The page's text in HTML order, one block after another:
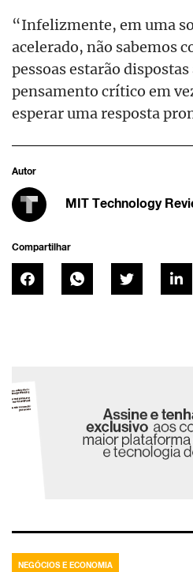
“Infelizmente, em uma
acelerado, não sabemos
pessoas estarão
pensamento crítico em
esperar uma resposta
Autor
MIT Technology
Compartilhar
NEGÓCIOS E ECONOMIA